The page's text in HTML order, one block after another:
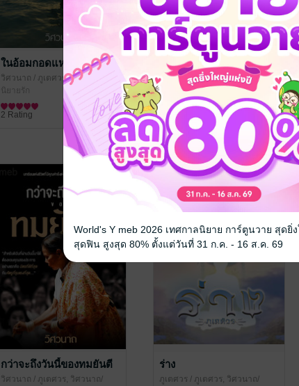
ในอ้อมกอดแห่งทะเล
วิศวนาถ / ภูเตศวร, วิศวนาถ/
สำนักพิมพ์หริหรา
นิยายรัก
2 Rating
กฎของเสือ
วิศวนาถ/ ภูเตศวร, วิศวนาถ/
สำนักพิมพ์หริหรา
นิยายผจญภัย/บู๊แอกชัน
1 Rating
กว่าจะถึงวันนี้ของทมยันตี
วิศวนาถ / ภูเตศวร, วิศวนาถ/
ร่าง
ภูเตศวร / ภูเตศวร, วิศวนาถ/
World's Y meb 2026 เทศกาลนิยาย การ์ตูนวาย สุดยิ่
สุดฟิน สูงสุด 80% ตั้งแต่วันที่ 31 ก.ค. - 16 ส.ค. 69